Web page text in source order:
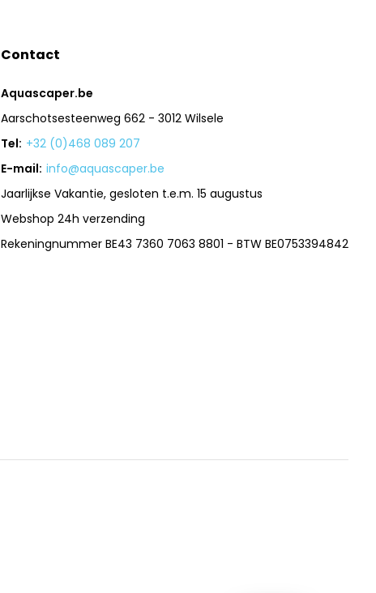
Contact
Aquascaper.be
Aarschotsesteenweg 662 - 3012 Wilsele
Tel: +32 (0)468 089 207
E-mail: info@aquascaper.be
Jaarlijkse Vakantie, gesloten t.e.m. 15 augustus
Webshop 24h verzending
Rekeningnummer BE43 7360 7063 8801 - BTW BE0753394842